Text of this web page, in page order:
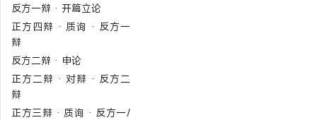
反方一辩 · 开篇立论
正方四辩 · 质询 · 反方一
辩
反方二辩 · 申论
正方二辩 · 对辩 · 反方二
辩
正方三辩 · 质询 · 反方一/